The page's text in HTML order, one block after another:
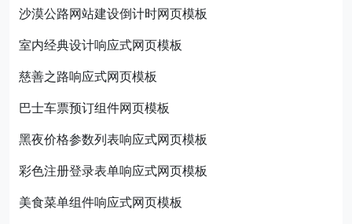
沙漠公路网站建设倒计时网页模板
室内经典设计响应式网页模板
慈善之路响应式网页模板
巴士车票预订组件网页模板
黑夜价格参数列表响应式网页模板
彩色注册登录表单响应式网页模板
美食菜单组件响应式网页模板